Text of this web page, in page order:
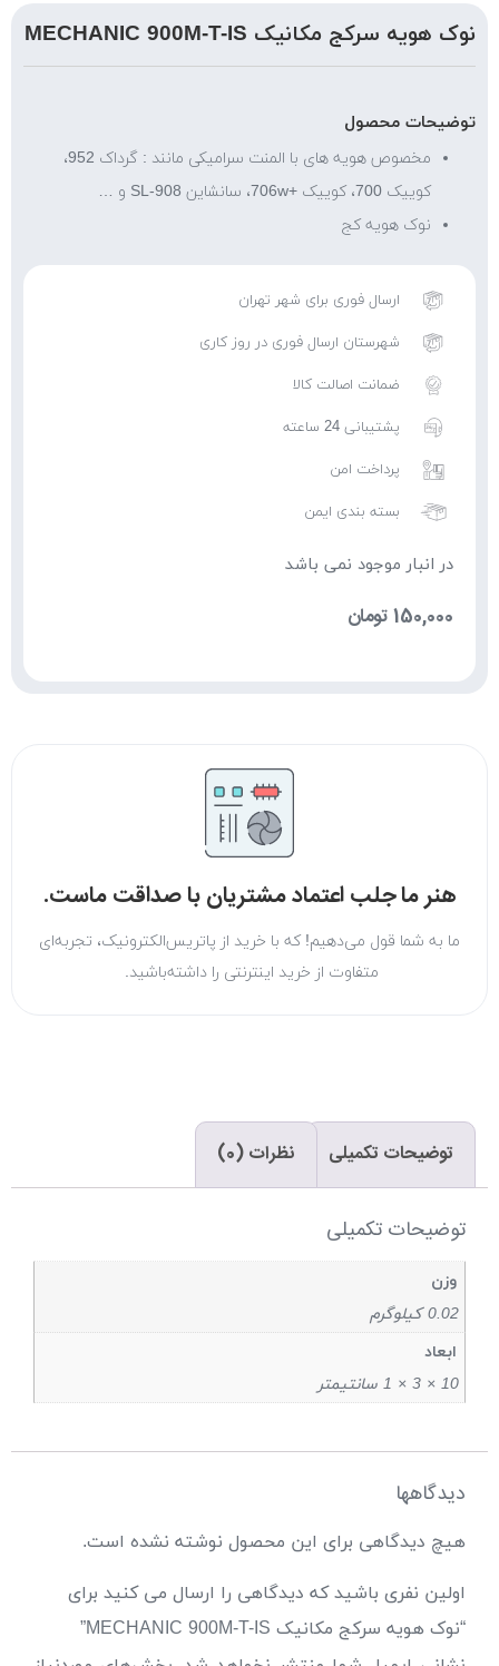
نوک هویه سرکج مکانیک MECHANIC 900M-T-IS
توضیحات محصول
مخصوص هویه های با المنت سرامیکی مانند : گرداک 952،
کوییک 700، کوییک +706w، سانشاین SL-908 و …
نوک هویه کج
ارسال فوری برای شهر تهران
شهرستان ارسال فوری در روز کاری
ضمانت اصالت کالا
پشتیبانی 24 ساعته
پرداخت امن
بسته بندی ایمن
در انبار موجود نمی باشد
150,000تومان
هنر ما جلب اعتماد مشتریان با صداقت ماست.
ما به شما قول می‌دهیم! که با خرید از پاتریس‌الکترونیک، تجربه‌ای
متفاوت از خرید اینترنتی را داشته‌باشید.
توضیحات تکمیلی نظرات (0)
توضیحات تکمیلی
وزن
0.02 کیلوگرم
ابعاد
10 × 3 × 1 سانتیمتر
دیدگاهها
هیچ دیدگاهی برای این محصول نوشته نشده است.
اولین نفری باشید که دیدگاهی را ارسال می کنید برای
“نوک هویه سرکج مکانیک MECHANIC 900M-T-IS”